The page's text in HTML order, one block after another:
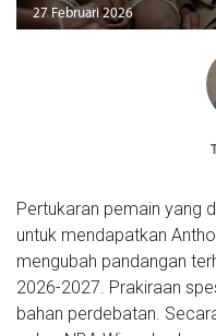
27 Februari 2026
Pertukaran pemain yang
untuk mendapatkan
mengubah pandangan
2026-2027. Prakiraan
bahan perdebatan.